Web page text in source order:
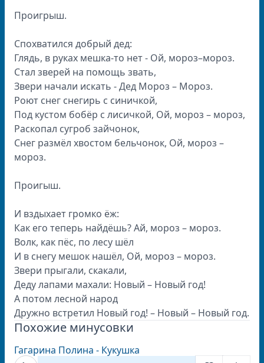
Проигрыш.
Спохватился добрый дед:
Глядь, в руках мешка-то нет - Ой, мороз–мороз.
Стал зверей на помощь звать,
Звери начали искать - Дед Мороз – Мороз.
Роют снег снегирь с синичкой,
Под кустом бобёр с лисичкой, Ой, мороз – мороз,
Раскопал сугроб зайчонок,
Снег размёл хвостом бельчонок, Ой, мороз –
мороз.
Проигыш.
И вздыхает громко ёж:
Как его теперь найдёшь? Ай, мороз – мороз.
Волк, как пёс, по лесу шёл
И в снегу мешок нашёл, Ой, мороз – мороз.
Звери прыгали, скакали,
Деду лапами махали: Новый – Новый год!
А потом лесной народ
Дружно встретил Новый год! – Новый – Новый год.
Похожие минусовки
Гагарина Полина - Кукушка